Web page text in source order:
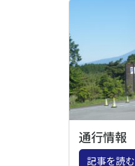
通行情報
記事を読む